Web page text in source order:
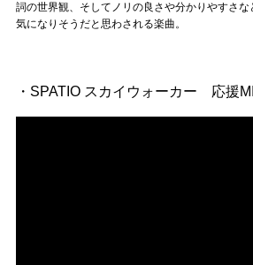
詞の世界観、そしてノリの良さや分かりやすさ
気になりそうだと思わされる楽曲。
・SPATIO スカイウォーカー 応援